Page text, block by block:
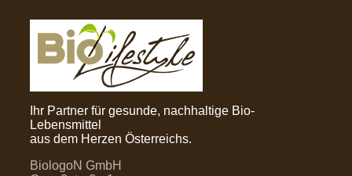
Ihr Partner für gesunde, nachhaltige Bio-
Lebensmittel
aus dem Herzen Österreichs.
BiologoN GmbH